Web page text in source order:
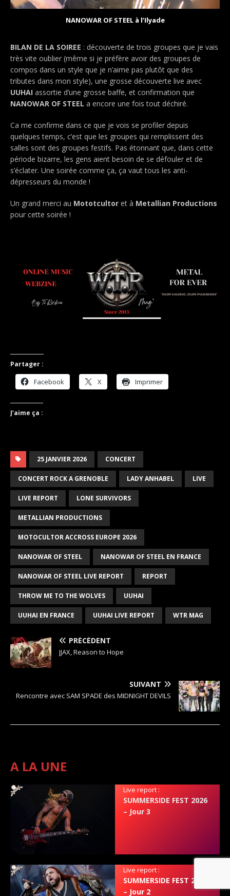
NANOWAR OF STEEL à l’Ilyade
BILAN DE LA SOIREE : découverte de trois groupes que je vais
très vite oublier (même si je préfère avoir des groupes de
compos dans un style que je n’aime pas plutôt que des
tributes dans mon style), une grosse découverte live avec
UUHAI assortie d’une grosse baffe, et confirmation que
NANOWAR OF STEEL a encore une fois tout déchiré.
Ca me confirme dans ce que je vois se profiler depuis
quelques temps, c’est que les groupes qui remplissent des
salles sont des groupes festifs. Pas étonnant que, dans cette
période bizarre, les gens aient besoin de se défouler et de
s’éclater. Une soirée comme ça, ça vaut tous les anti-
dépresseurs du monde !
Un grand merci au Mototcultor et à Metallian Productions
pour cette soirée !
Partager :
Facebook X Imprimer
J’aime ça :
25 JANVIER 2026 CONCERT
CONCERT ROCK A GRENOBLE LADY ANHABEL LIVE
LIVE REPORT LONE SURVIVORS
METALLIAN PRODUCTIONS
MOTOCULTOR ACCROSS EUROPE 2026
NANOWAR OF STEEL NANOWAR OF STEEL EN FRANCE
NANOWAR OF STEEL LIVE REPORT REPORT
THROW ME TO THE WOLVES UUHAI
UUHAI EN FRANCE UUHAI LIVE REPORT WTR MAG
PRÉCÉDENT
JJAX, Reason to Hope
SUIVANT
Rencontre avec SAM SPADE des MIDNIGHT DEVILS
A LA UNE
Live report :
SUMMERSIDE FEST 2026
– Jour 3
Live report :
SUMMERSIDE FEST 2026
– Jour 2